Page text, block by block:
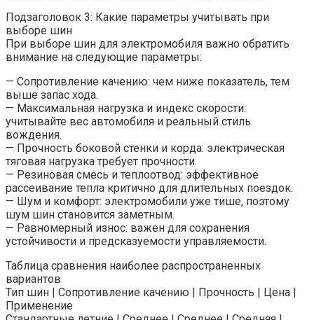
Подзаголовок 3: Какие параметры учитывать при
выборе шин
При выборе шин для электромобиля важно обратить
внимание на следующие параметры:
— Сопротивление качению: чем ниже показатель, тем
выше запас хода.
— Максимальная нагрузка и индекс скорости:
учитывайте вес автомобиля и реальный стиль
вождения.
— Прочность боковой стенки и корда: электрическая
тяговая нагрузка требует прочности.
— Резиновая смесь и теплоотвод: эффективное
рассеивание тепла критично для длительных поездок.
— Шум и комфорт: электромобили уже тише, поэтому
шум шин становится заметным.
— Равномерный износ: важен для сохранения
устойчивости и предсказуемости управляемости.
Таблица сравнения наиболее распространенных
вариантов
Тип шин | Сопротивление качению | Прочность | Цена |
Применение